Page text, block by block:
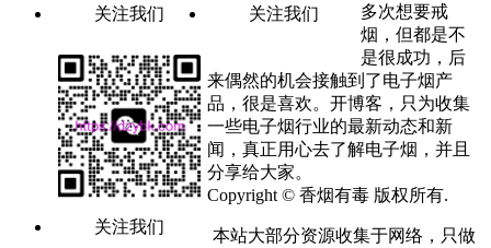
关注我们 关注我们
关注我们
多次想要戒
烟，但都是不
是很成功，后
来偶然的机会接触到了电子烟产
品，很是喜欢。开博客，只为收集
一些电子烟行业的最新动态和新
闻，真正用心去了解电子烟，并且
分享给大家。
Copyright © 香烟有毒 版权所有.
本站大部分资源收集于网络，只做